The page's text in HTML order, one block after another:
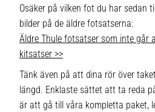
Osäker på vilken fot du har sedan
bilder på de äldre fotsatserna:
Äldre Thule fotsatser som inte går
kitsatser >>
Tänk även på att dina rör över
längd. Enklaste sättet att ta reda
är att gå till våra kompletta paket,